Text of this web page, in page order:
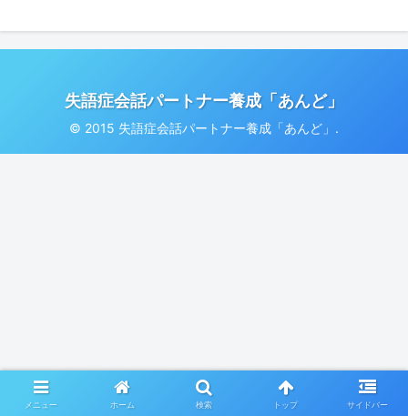
失語症会話パートナー養成「あんど」
© 2015 失語症会話パートナー養成「あんど」.
メニュー ホーム 検索 トップ サイドバー